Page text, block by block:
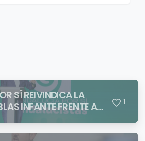
SÍ REIVINDICA LA
INFANTE FRENTE A
NEGAR LA
1